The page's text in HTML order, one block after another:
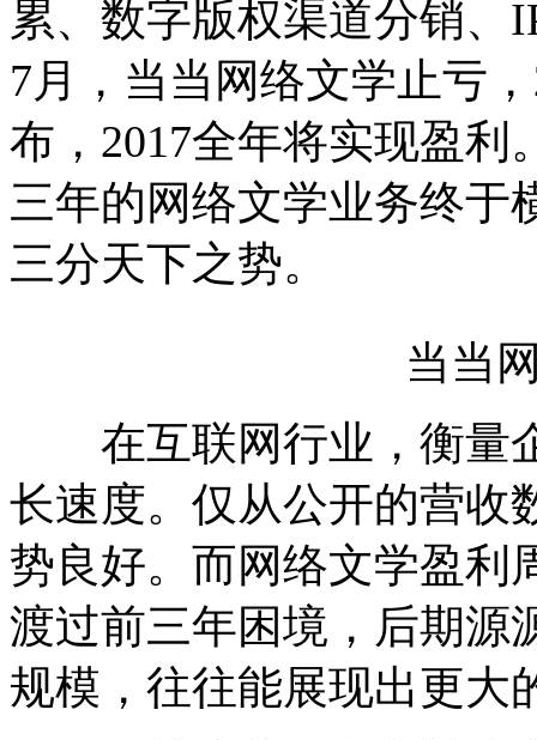
累、数字版权渠道分销、
7月，当当网络文学止亏
布，2017全年将实现盈
三年的网络文学业务终于
三分天下之势。
当当网
在互联网行业，衡量
长速度。仅从公开的营收
势良好。而网络文学盈利
渡过前三年困境，后期源
规模，往往能展现出更大